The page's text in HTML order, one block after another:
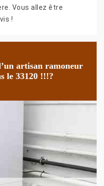
Vous allez être
!
artisan ramoneur
le 33120 !!!?